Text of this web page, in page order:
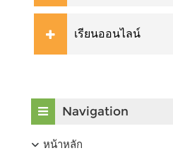
เรียนออนไลน์
บล็อค
Navigation
หน้าหลัก